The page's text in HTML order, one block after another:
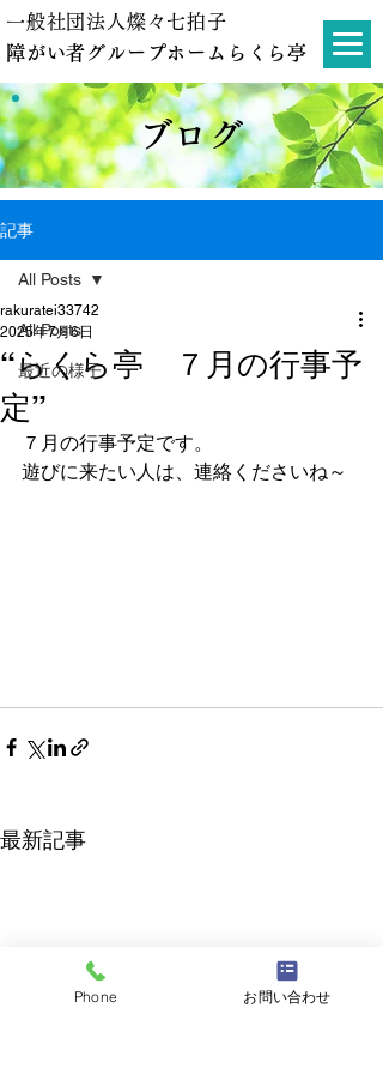
一般社団法人燦々七拍子
障がい者グループホームらくら亭
ブログ
記事
All Posts
最近の様子
All Posts
“らくら亭 ７月の行事予
定”
rakuratei33742
2025年7月6日
７月の行事予定です。
遊びに来たい人は、連絡くださいね～
最新記事
Phone お問い合わせ